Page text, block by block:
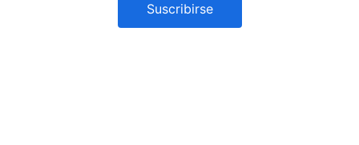
Suscribirse